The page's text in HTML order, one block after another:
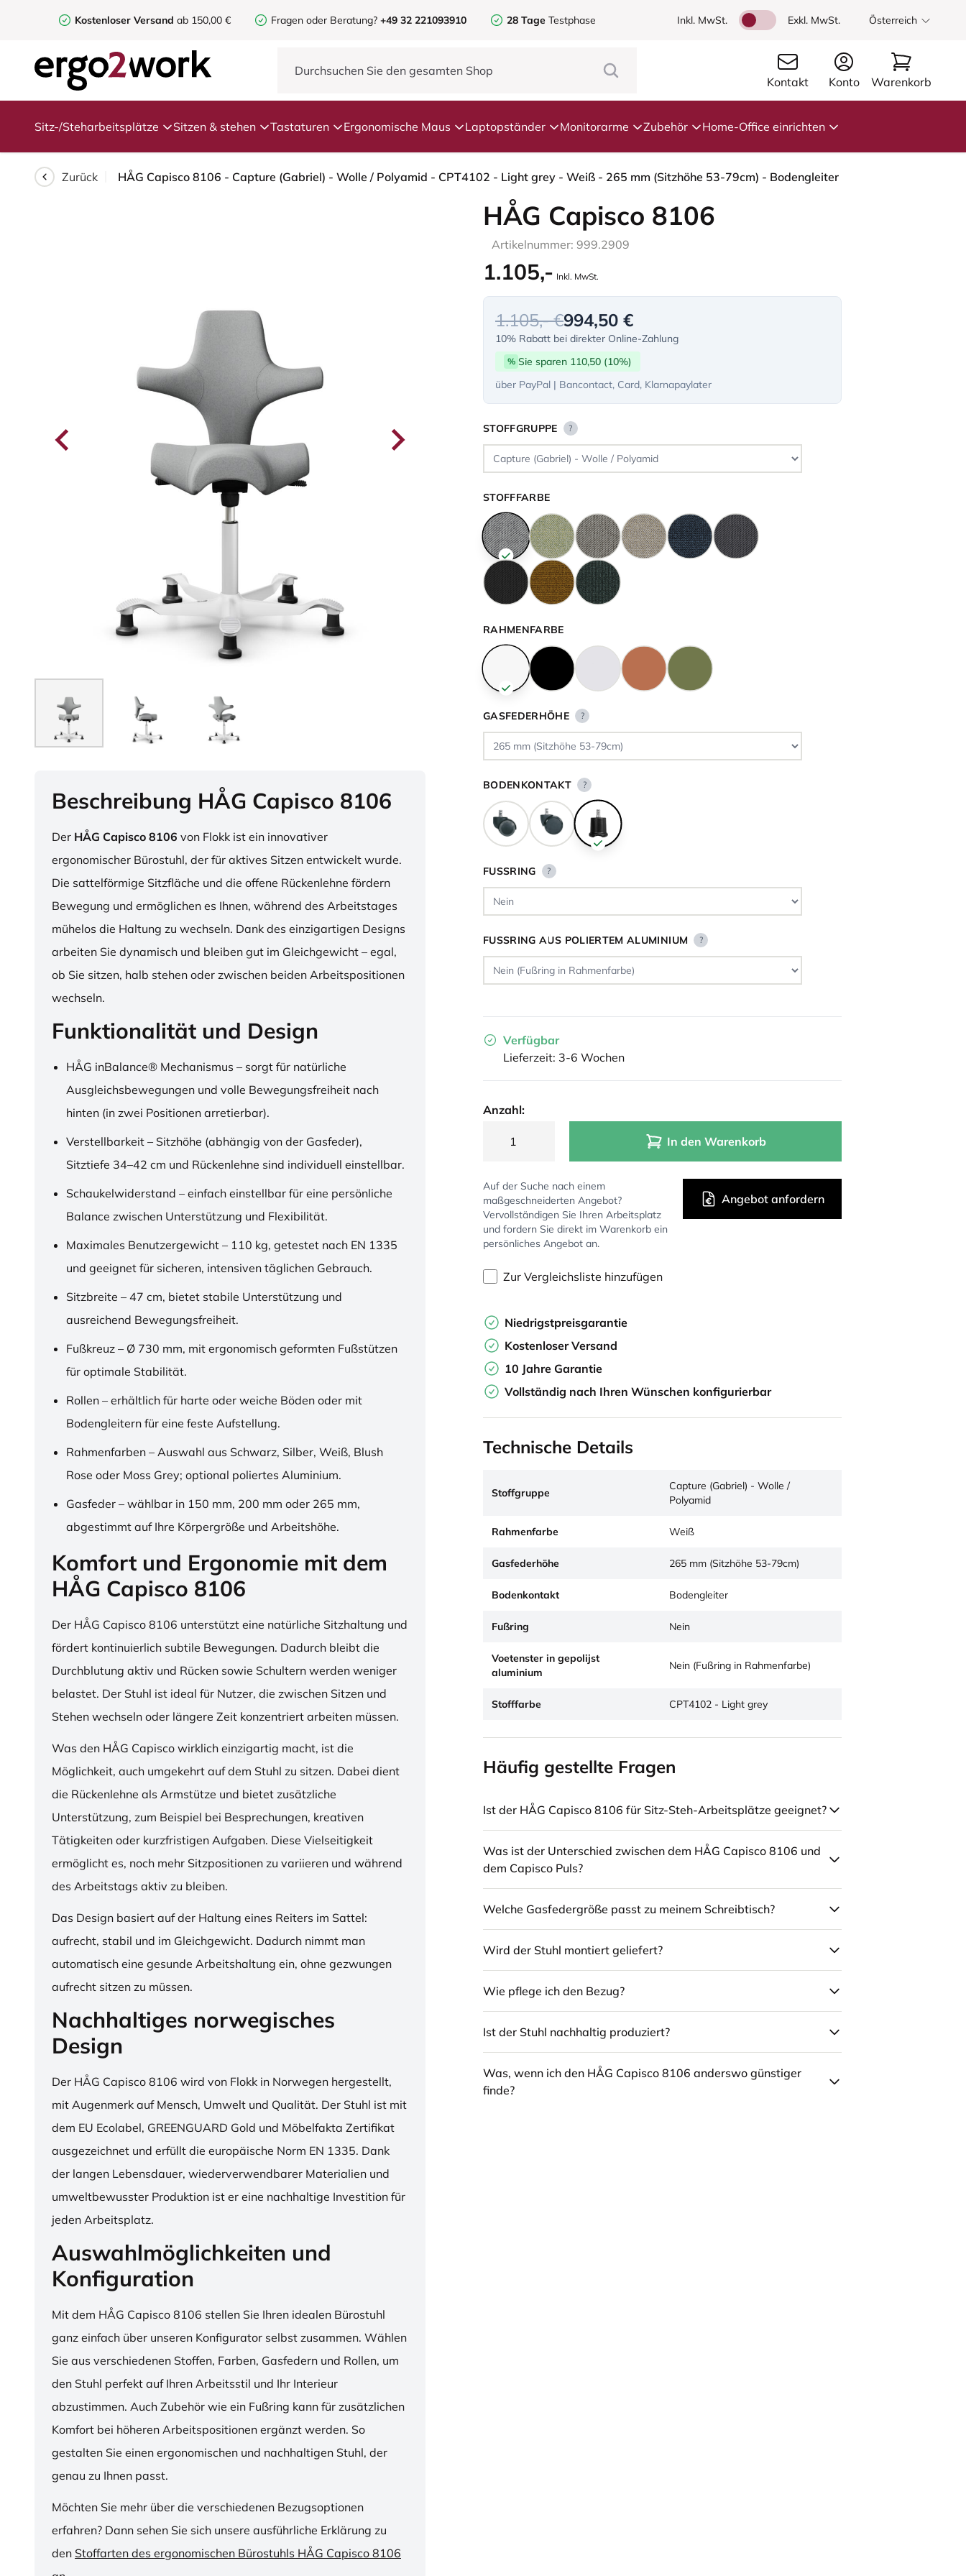
Kostenloser Versand ab 150,00 € Fragen oder Beratung? +49 32 221093910 28 Tage Testphase Inkl. MwSt. Exkl. MwSt. Österreich
Kontakt Konto Warenkorb
Sitz-/Steharbeitsplätze Sitzen & stehen Tastaturen Ergonomische Maus Laptopständer Monitorarme Zubehör Home-Office einrichten
Zurück HÅG Capisco 8106 - Capture (Gabriel) - Wolle / Polyamid - CPT4102 - Light grey - Weiß - 265 mm (Sitzhöhe 53-79cm) - Bodengleiter
Beschreibung HÅG Capisco 8106
Der HÅG Capisco 8106 von Flokk ist ein innovativer
ergonomischer Bürostuhl, der für aktives Sitzen entwickelt wurde.
Die sattelförmige Sitzfläche und die offene Rückenlehne fördern
Bewegung und ermöglichen es Ihnen, während des Arbeitstages
mühelos die Haltung zu wechseln. Dank des einzigartigen Designs
arbeiten Sie dynamisch und bleiben gut im Gleichgewicht – egal,
ob Sie sitzen, halb stehen oder zwischen beiden Arbeitspositionen
wechseln.
Funktionalität und Design
HÅG inBalance® Mechanismus – sorgt für natürliche
Ausgleichsbewegungen und volle Bewegungsfreiheit nach
hinten (in zwei Positionen arretierbar).
Verstellbarkeit – Sitzhöhe (abhängig von der Gasfeder),
Sitztiefe 34–42 cm und Rückenlehne sind individuell einstellbar.
Schaukelwiderstand – einfach einstellbar für eine persönliche
Balance zwischen Unterstützung und Flexibilität.
Maximales Benutzergewicht – 110 kg, getestet nach EN 1335
und geeignet für sicheren, intensiven täglichen Gebrauch.
Sitzbreite – 47 cm, bietet stabile Unterstützung und
ausreichend Bewegungsfreiheit.
Fußkreuz – Ø 730 mm, mit ergonomisch geformten Fußstützen
für optimale Stabilität.
Rollen – erhältlich für harte oder weiche Böden oder mit
Bodengleitern für eine feste Aufstellung.
Rahmenfarben – Auswahl aus Schwarz, Silber, Weiß, Blush
Rose oder Moss Grey; optional poliertes Aluminium.
Gasfeder – wählbar in 150 mm, 200 mm oder 265 mm,
abgestimmt auf Ihre Körpergröße und Arbeitshöhe.
Komfort und Ergonomie mit dem
HÅG Capisco 8106
Der HÅG Capisco 8106 unterstützt eine natürliche Sitzhaltung und
fördert kontinuierlich subtile Bewegungen. Dadurch bleibt die
Durchblutung aktiv und Rücken sowie Schultern werden weniger
belastet. Der Stuhl ist ideal für Nutzer, die zwischen Sitzen und
Stehen wechseln oder längere Zeit konzentriert arbeiten müssen.
Was den HÅG Capisco wirklich einzigartig macht, ist die
Möglichkeit, auch umgekehrt auf dem Stuhl zu sitzen. Dabei dient
die Rückenlehne als Armstütze und bietet zusätzliche
Unterstützung, zum Beispiel bei Besprechungen, kreativen
Tätigkeiten oder kurzfristigen Aufgaben. Diese Vielseitigkeit
ermöglicht es, noch mehr Sitzpositionen zu variieren und während
des Arbeitstags aktiv zu bleiben.
Das Design basiert auf der Haltung eines Reiters im Sattel:
aufrecht, stabil und im Gleichgewicht. Dadurch nimmt man
automatisch eine gesunde Arbeitshaltung ein, ohne gezwungen
aufrecht sitzen zu müssen.
Nachhaltiges norwegisches
Design
Der HÅG Capisco 8106 wird von Flokk in Norwegen hergestellt,
mit Augenmerk auf Mensch, Umwelt und Qualität. Der Stuhl ist mit
dem EU Ecolabel, GREENGUARD Gold und Möbelfakta Zertifikat
ausgezeichnet und erfüllt die europäische Norm EN 1335. Dank
der langen Lebensdauer, wiederverwendbarer Materialien und
umweltbewusster Produktion ist er eine nachhaltige Investition für
jeden Arbeitsplatz.
Auswahlmöglichkeiten und
Konfiguration
Mit dem HÅG Capisco 8106 stellen Sie Ihren idealen Bürostuhl
ganz einfach über unseren Konfigurator selbst zusammen. Wählen
Sie aus verschiedenen Stoffen, Farben, Gasfedern und Rollen, um
den Stuhl perfekt auf Ihren Arbeitsstil und Ihr Interieur
abzustimmen. Auch Zubehör wie ein Fußring kann für zusätzlichen
Komfort bei höheren Arbeitspositionen ergänzt werden. So
gestalten Sie einen ergonomischen und nachhaltigen Stuhl, der
genau zu Ihnen passt.
Möchten Sie mehr über die verschiedenen Bezugsoptionen
erfahren? Dann sehen Sie sich unsere ausführliche Erklärung zu
den Stoffarten des ergonomischen Bürostuhls HÅG Capisco 8106
HÅG Capisco 8106
Artikelnummer: 999.2909
1.105,- Inkl. MwSt.
1.105,- €994,50 €
10% Rabatt bei direkter Online-Zahlung
% Sie sparen 110,50 (10%)
über PayPal | Bancontact, Card, Klarnapaylater
STOFFGRUPPE ?
STOFFFARBE
RAHMENFARBE
GASFEDERHÖHE ?
BODENKONTAKT ?
FUSSRING ?
FUSSRING AUS POLIERTEM ALUMINIUM ?
Verfügbar
Lieferzeit: 3-6 Wochen
Anzahl:
In den Warenkorb
Auf der Suche nach einem
maßgeschneiderten Angebot?
Vervollständigen Sie Ihren Arbeitsplatz
und fordern Sie direkt im Warenkorb ein
persönliches Angebot an.
Angebot anfordern
Zur Vergleichsliste hinzufügen
Niedrigstpreisgarantie
Kostenloser Versand
10 Jahre Garantie
Vollständig nach Ihren Wünschen konfigurierbar
Technische Details
Stoffgruppe
Capture (Gabriel) - Wolle /
Polyamid
Rahmenfarbe Weiß
Gasfederhöhe 265 mm (Sitzhöhe 53-79cm)
Bodenkontakt Bodengleiter
Fußring Nein
Voetenster in gepolijst
aluminium
Nein (Fußring in Rahmenfarbe)
Stofffarbe CPT4102 - Light grey
Häufig gestellte Fragen
Ist der HÅG Capisco 8106 für Sitz-Steh-Arbeitsplätze geeignet?
Was ist der Unterschied zwischen dem HÅG Capisco 8106 und
dem Capisco Puls?
Welche Gasfedergröße passt zu meinem Schreibtisch?
Wird der Stuhl montiert geliefert?
Wie pflege ich den Bezug?
Ist der Stuhl nachhaltig produziert?
Was, wenn ich den HÅG Capisco 8106 anderswo günstiger
finde?